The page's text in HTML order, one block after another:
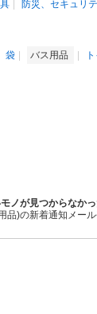
防災、セキュリ
袋 バス用品
ノが見つからなか
品)の新着通知メー